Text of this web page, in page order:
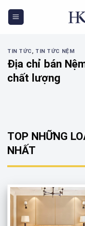
TIN TỨC, TIN TỨC NỆM
Địa chỉ bán
chất lượng
TOP NHỮNG
NHẤT